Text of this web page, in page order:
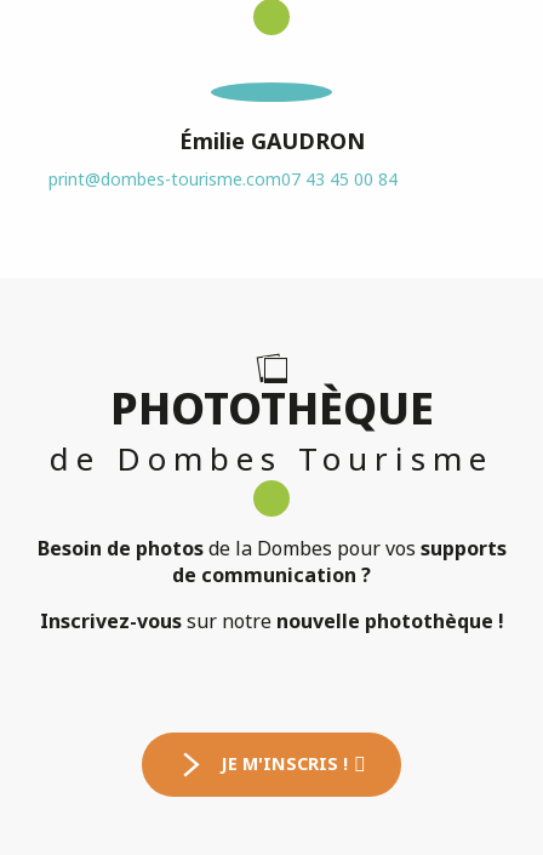
Émilie GAUDRON
print@dombes-tourisme.com07 43 45 00 84
PHOTOTHÈQUE
de Dombes Tourisme
Besoin de photosde la Dombes pour vos supports
de communication ?
Inscrivez-voussur notre nouvelle photothèque !
JE M'INSCRIS !